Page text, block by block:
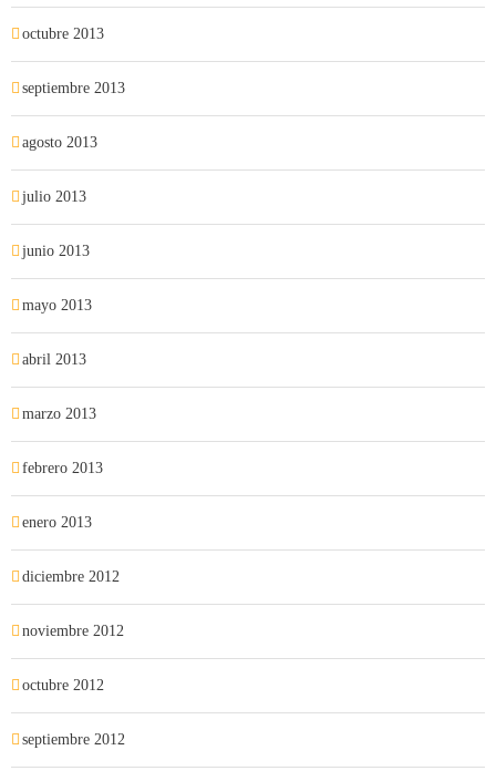
octubre 2013
septiembre 2013
agosto 2013
julio 2013
junio 2013
mayo 2013
abril 2013
marzo 2013
febrero 2013
enero 2013
diciembre 2012
noviembre 2012
octubre 2012
septiembre 2012